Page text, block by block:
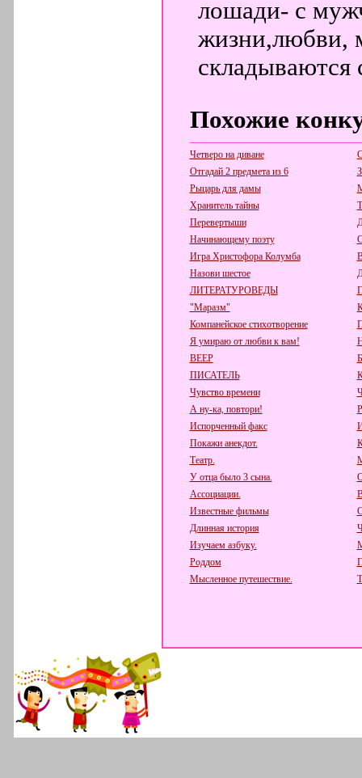
лошади- с
жизни,любви,
складываются
Похожие
Четверо на диване
Отгадай 2 предмета из 6
Рыцарь для дамы
Хранитель тайны
Перевертыши
Начинающему поэту
Игра Христофора Колумба
Назови шестое
ЛИТЕРАТУРОВЕДЫ
"Маразм"
Компанейское стихотворение
Я умираю от любви к вам!
ВЕЕР
ПИСАТЕЛЬ
Чувство времени
А ну-ка, повтори!
Испорченный факс
Покажи анекдот.
Театр.
У отца было 3 сына.
Ассоциации.
Известные фильмы
Длинная история
Изучаем азбуку.
Роддом
Мысленное путешествие.